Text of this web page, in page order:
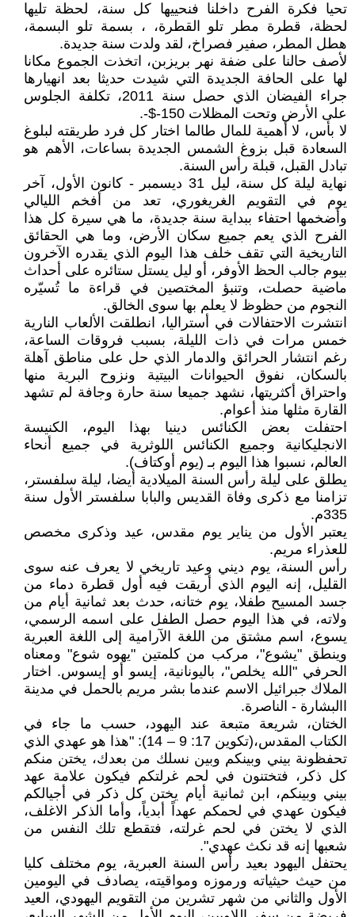
تحيا فكرة الفرح داخلنا فنحييها كل سنة، لحظة تليها
لحظة، قطرة مطر تلو القطرة، ، بسمة تلو البسمة،
هطل المطر، صفير فصراخ، لقد ولدت سنة جديدة.
لأصف حالنا على ضفة نهر بريزبن، اتخذت الجموع مكانا
لها على الحافة الجديدة التي شيدت حديثا بعد انهيارها
جراء الفيضان الذي حصل سنة 2011، تكلفة الجلوس
على الأرض وتحت المظلات 150-$-.
لا بأس، لا أهمية للمال طالما اختار كل فرد طريقته لبلوغ
السعادة قبل بزوغ الشمس الجديدة بساعات، الأهم هو
تبادل القبل، قبلة رأس السنة.
نهاية ليلة كل سنة، ليل 31 ديسمبر - كانون الأول، آخر
يوم في التقويم الغريغوري، تعد من أفخم الليالي
وأضخمها احتفاء ببداية سنة جديدة، ما هي سيرة كل هذا
الفرح الذي يعم جميع سكان الأرض، وما هي الحقائق
التاريخية التي تقف خلف هذا اليوم الذي يقدره الآخرون
بيوم جالب الحظ الأوفر، أو ليل يستل ستائره على أحداث
ماضية حصلت، وتنبؤ المختصين في قراءة ما تُسيّره
النجوم من حظوظ لا يعلم بها سوى الخالق.
انتشرت الاحتفالات في أستراليا، انطلقت الألعاب النارية
خمس مرات في ذات الليلة، بسبب فروقات الساعة،
رغم انتشار الحرائق والدمار الذي حل على مناطق آهلة
بالسكان، نفوق الحيوانات البيتية ونزوح البرية منها
واحتراق أكثريتها، نشهد جميعا سنة حارة وجافة لم تشهد
القارة مثلها منذ أعوام.
احتفلت بعض الكنائس دينيا بهذا اليوم، الكنيسة
الانجليكانية وجميع الكنائس اللوثرية في جميع أنحاء
العالم، نسبوا هذا اليوم بـ (يوم أوكتاف).
يطلق على ليلة رأس السنة الميلادية أيضا، ليلة سلفستر،
تزامنا مع ذكرى وفاة القديس والبابا سلفستر الأول سنة
335م.
يعتبر الأول من يناير يوم مقدس، عيد وذكرى مخصص
للعذراء مريم.
رأس السنة، يوم ديني وعيد تاريخي لا يعرف عنه سوى
القليل، إنه اليوم الذي أريقت فيه أول قطرة دماء من
جسد المسيح طفلا، يوم ختانه، حدث بعد ثمانية أيام من
ولاته، في هذا اليوم حصل الطفل على اسمه الرسمي،
يسوع، اسم مشتق من اللغة الآرامية إلى اللغة العبرية
وينطق "يشوع"، مركب من كلمتين "يهوه شوع" ومعناه
الحرفي "الله يخلص"، باليونانية، إيسو أو إيسوس. اختار
الملاك جبرائيل الاسم عندما بشر مريم بالحمل في مدينة
االبشارة - الناصرة.
الختان، شريعة متبعة عند اليهود، حسب ما جاء في
الكتاب المقدس،(تكوين 17: 9 – 14): "هذا هو عهدي الذي
تحفظونة بيني وبينكم وبين نسلك من بعدك، يختن منكم
كل ذكر، فتختنون في لحم غرلتكم فيكون علامة عهد
بيني وبينكم، ابن ثمانية أيام يختن كل ذكر في أجيالكم
فيكون عهدي في لحمكم عهداً أبدياً، وأما الذكر الاغلف،
الذي لا يختن في لحم غرلته، فتقطع تلك النفس من
شعبها إنه قد نكث عهدي".
يحتفل اليهود بعيد رأس السنة العبرية، يوم مختلف كليا
من حيث حيثياته ورموزه ومواقيته، يصادف في اليومين
الأول والثاني من شهر تشرين من التقويم اليهودي، العيد